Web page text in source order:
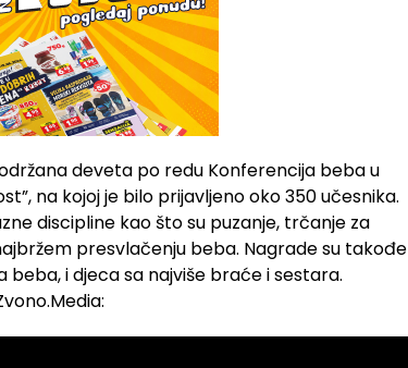
deveta po redu Konferencija beba u
na kojoj je bilo prijavljeno oko 350 učesnika.
discipline kao što su puzanje, trčanje za
presvlačenju beba. Nagrade su takođe
i djeca sa najviše braće i sestara.